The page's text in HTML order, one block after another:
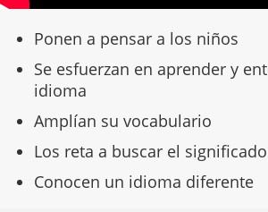
Ponen a pensar a los niños
Se esfuerzan en aprender y
idioma
Amplían su vocabulario
Los reta a buscar el
Conocen un idioma diferente